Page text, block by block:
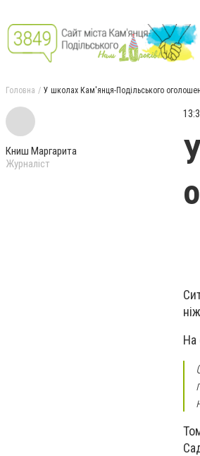
Головна У школах Кам'янця-Подільського
Книш Маргарита
Журналіст
На